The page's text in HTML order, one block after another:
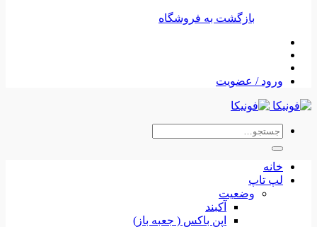
بازگشت به فروشگاه
ورود / عضویت
جستجو
خانه
لپ تاپ
وضعیت
آکبند
اپن باکس ( جعبه باز)